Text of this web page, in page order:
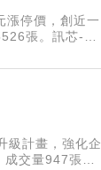
停價，創近一
張。訊芯-KY
級計畫，強化企
交量947張。